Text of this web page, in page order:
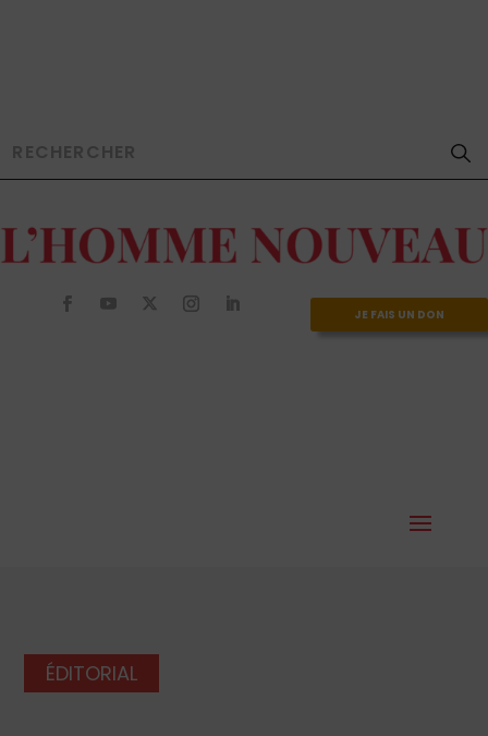
JE FAIS UN DON
ÉDITORIAL